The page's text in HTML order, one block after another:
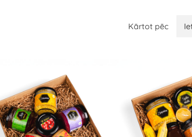
Kārtot pēc